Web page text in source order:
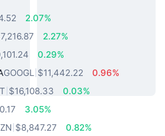
2.07%
2.27%
0.29%
GOOGL $11,442.22
0.96%
$16,108.33
0.03%
3.05%
$8,847.27
0.82%